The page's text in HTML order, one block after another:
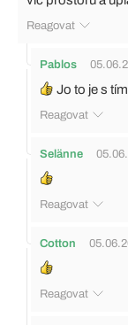
Reagovat
Pablos
Jo to je s
Reagovat
Selänne
Reagovat
Cotton
Reagovat